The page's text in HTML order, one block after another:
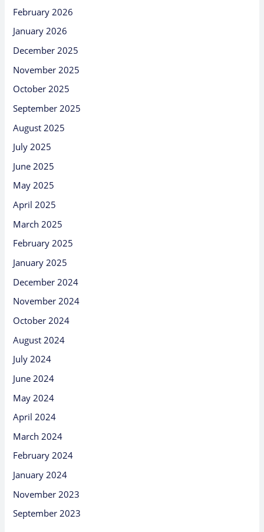
February 2026
January 2026
December 2025
November 2025
October 2025
September 2025
August 2025
July 2025
June 2025
May 2025
April 2025
March 2025
February 2025
January 2025
December 2024
November 2024
October 2024
August 2024
July 2024
June 2024
May 2024
April 2024
March 2024
February 2024
January 2024
November 2023
September 2023